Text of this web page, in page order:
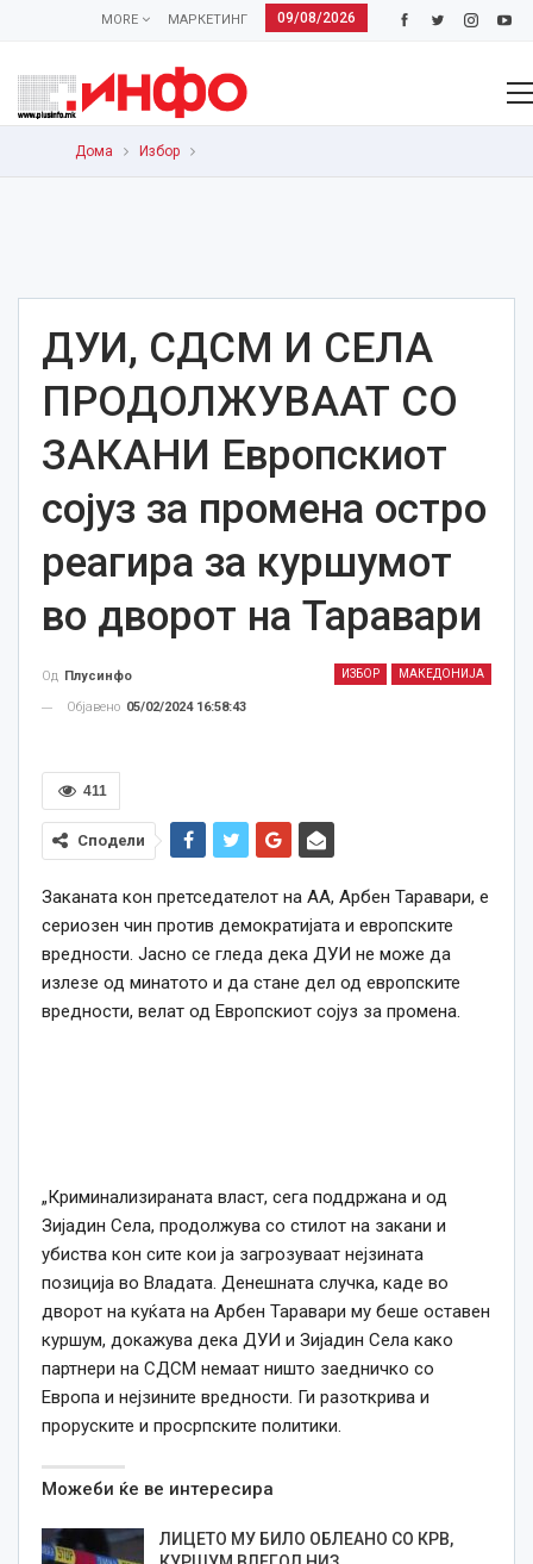
09/08/2026
МАРКЕТИНГ
MORE
Дома Избор
ДУИ, СДСМ И СЕЛА
ПРОДОЛЖУВААТ СО
ЗАКАНИ Европскиот
сојуз за променa остро
реагира за куршумот
во дворот на Таравари
ИЗБОР МАКЕДОНИЈА
Од Плусинфо
Објавено 05/02/2024 16:58:43
411
Сподели
Заканата кон претседателот на АА, Арбен Таравари, е
сериозен чин против демократијата и европските
вредности. Јасно се гледа дека ДУИ не може да
излезе од минатото и да стане дел од европските
вредности, велат од Европскиот сојуз за променa.
„Криминализираната власт, сега поддржана и од
Зијадин Села, продолжува со стилот на закани и
убиства кон сите кои ја загрозуваат нејзината
позиција во Владата. Денешната случка, каде во
дворот на куќата на Арбен Таравари му беше оставен
куршум, докажува дека ДУИ и Зијадин Села како
партнери на СДСМ немаат ништо заедничко со
Европа и нејзините вредности. Ги разоткрива и
проруските и просрпските политики.
Можеби ќе ве интересира
ЛИЦЕТО МУ БИЛО ОБЛЕАНО СО КРВ,